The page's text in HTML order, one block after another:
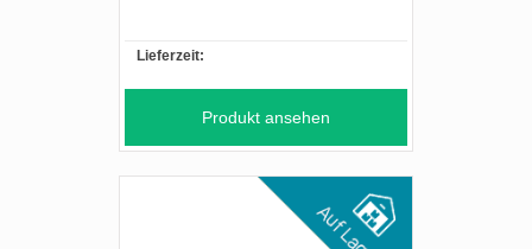
Lieferzeit:
Produkt ansehen